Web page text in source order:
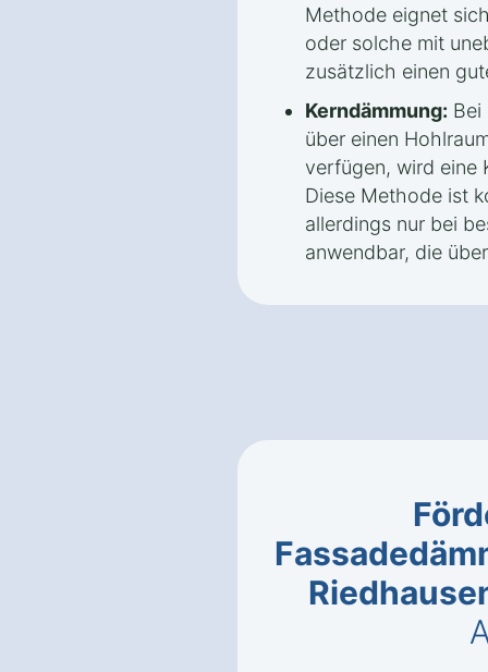
Methode eignet
oder solche mit
zusätzlich einen
Kerndämmung: Bei
über einen
verfügen, wird eine
Diese Methode ist
allerdings nur bei
anwendbar, die